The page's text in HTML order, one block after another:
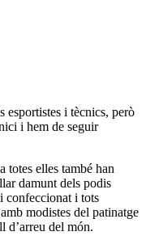
esportistes i tècnics, però
i hem de seguir
totes elles també han
damunt dels podis
confeccionat i tots
modistes del patinatge
d’arreu del món.